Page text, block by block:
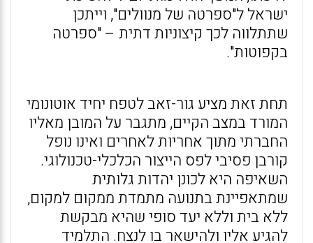
ישראל ל"ספרטה של מנוולים", וייתכן
שתתלווה לכך קיצוניות דתית – "ספרטה
בקפוטות".
תחת זאת מציע גור-זאב לטפח יחיד אוטונומי
המורד במצב הקיים, מתגבר על המובן מאליו
החברתי מתוך אחריות לאחרים ואינו נופל
קורבן פסיבי לפס הייצור הכלכלי-טכנולוגי.
השאיפה היא לכונן יהדות גלותית
שמתאפיינת בתנועה מתמדת ממקום למקום,
ללא בית וללא יעד סופי שהיא מבקשת
להגיע אליו ולהישאר בו לנצח. התלמיד